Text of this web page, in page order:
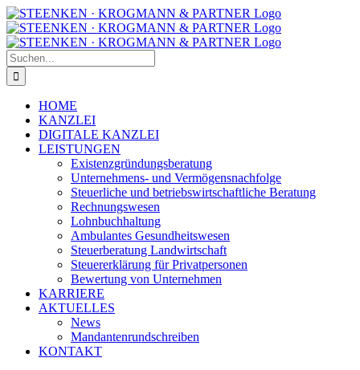
Zum
Inhalt
springen
Facebook
Instagram
Suche
nach:
HOME
KANZLEI
DIGITALE KANZLEI
LEISTUNGEN
Existenzgründungsberatung
Unternehmens- und Vermögensnachfolge
Steuerliche und betriebswirtschaftliche Beratung
Rechnungswesen
Lohnbuchhaltung
Ambulantes Gesundheitswesen
Steuerberatung Landwirtschaft
Steuererklärung für Privatpersonen
Bewertung von Unternehmen
KARRIERE
AKTUELLES
News
Mandantenrundschreiben
KONTAKT